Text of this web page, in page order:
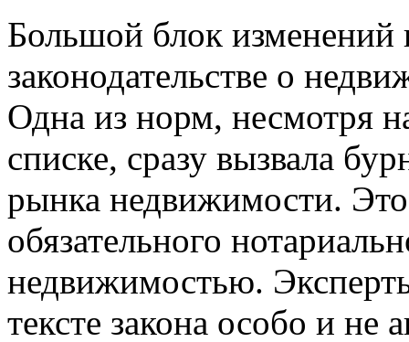
Большой блок изменений
законодательстве о
Одна из норм, несмотря
списке, сразу вызвала
рынка недвижимости.
обязательного
недвижимостью.
тексте закона особо и не